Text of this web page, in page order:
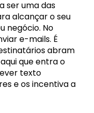
ser uma das
alcançar o seu
negócio. No
e-mails. É
abram
que entra o
texto
e os incentiva a